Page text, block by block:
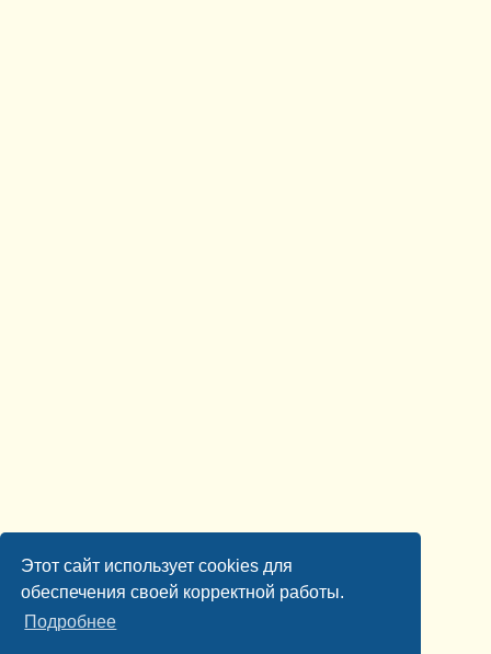
Этот сайт использует cookies для
обеспечения своей корректной работы.
Подробнее